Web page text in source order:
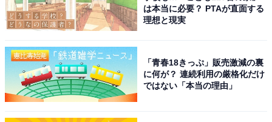
は本当に必要？ PTAが直面する
理想と現実
「青春18きっぷ」販売激減の裏
に何が？ 連続利用の厳格化だけ
ではない「本当の理由」